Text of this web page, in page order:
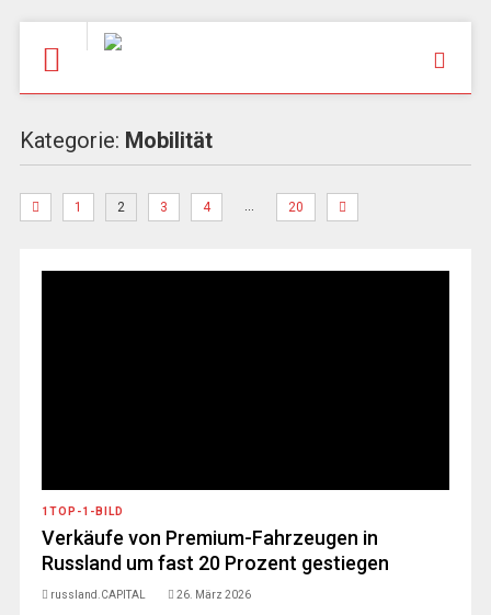
Kategorie: Mobilität
1 2 3 4 … 20
1TOP-1-BILD
Verkäufe von Premium-Fahrzeugen in
Russland um fast 20 Prozent gestiegen
russland.CAPITAL 26. März 2026